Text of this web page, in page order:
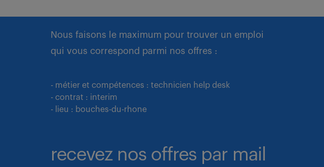
Nous faisons le maximum pour trouver un emploi
qui vous correspond parmi nos offres :
- métier et compétences : technicien help desk
- contrat : interim
- lieu : bouches-du-rhone
recevez nos offres par mail